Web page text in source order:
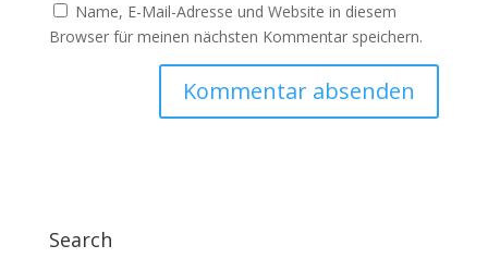
Name, E-Mail-Adresse und Website in diesem
Browser für meinen nächsten Kommentar speichern.
Search